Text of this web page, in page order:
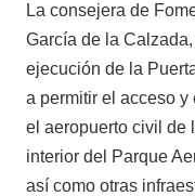
La consejera de
García de la
ejecución de la
a permitir el acceso
el aeropuerto civil de
interior del Parque
así como otras